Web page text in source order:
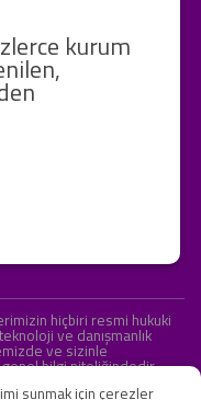
kurum
hiçbiri resmi hukuki
ve danışmanlık
ve sizinle
bilgi niteliğindedir.
sunmak için çerezler